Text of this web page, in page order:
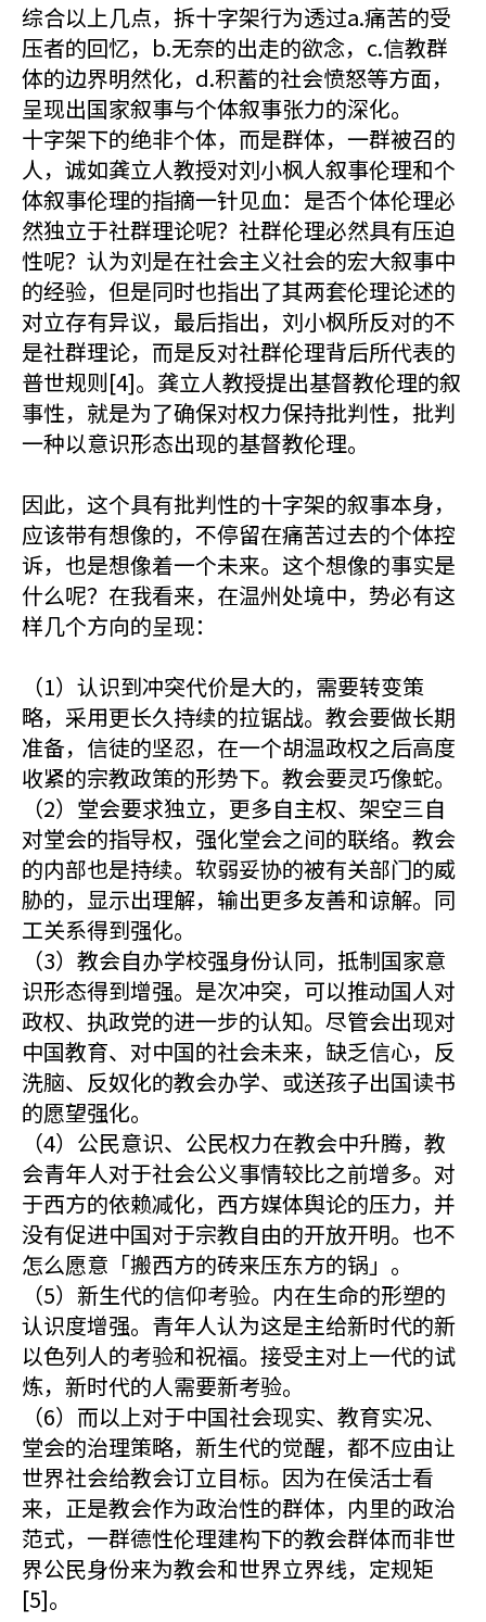
综合以上几点，拆十字架行为透过a.痛苦的受
压者的回忆，b.无奈的出走的欲念，c.信教群
体的边界明然化，d.积蓄的社会愤怒等方面，
呈现出国家叙事与个体叙事张力的深化。
十字架下的绝非个体，而是群体，一群被召的
人，诚如龚立人教授对刘小枫人叙事伦理和个
体叙事伦理的指摘一针见血：是否个体伦理必
然独立于社群理论呢？社群伦理必然具有压迫
性呢？认为刘是在社会主义社会的宏大叙事中
的经验，但是同时也指出了其两套伦理论述的
对立存有异议，最后指出，刘小枫所反对的不
是社群理论，而是反对社群伦理背后所代表的
普世规则[4]。龚立人教授提出基督教伦理的叙
事性，就是为了确保对权力保持批判性，批判
一种以意识形态出现的基督教伦理。
因此，这个具有批判性的十字架的叙事本身，
应该带有想像的，不停留在痛苦过去的个体控
诉，也是想像着一个未来。这个想像的事实是
什么呢？在我看来，在温州处境中，势必有这
样几个方向的呈现：
（1）认识到冲突代价是大的，需要转变策
略，采用更长久持续的拉锯战。教会要做长期
准备，信徒的坚忍，在一个胡温政权之后高度
收紧的宗教政策的形势下。教会要灵巧像蛇。
（2）堂会要求独立，更多自主权、架空三自
对堂会的指导权，强化堂会之间的联络。教会
的内部也是持续。软弱妥协的被有关部门的威
胁的，显示出理解，输出更多友善和谅解。同
工关系得到强化。
（3）教会自办学校强身份认同，抵制国家意
识形态得到增强。是次冲突，可以推动国人对
政权、执政党的进一步的认知。尽管会出现对
中国教育、对中国的社会未来，缺乏信心，反
洗脑、反奴化的教会办学、或送孩子出国读书
的愿望强化。
（4）公民意识、公民权力在教会中升腾，教
会青年人对于社会公义事情较比之前增多。对
于西方的依赖减化，西方媒体舆论的压力，并
没有促进中国对于宗教自由的开放开明。也不
怎么愿意「搬西方的砖来压东方的锅」。
（5）新生代的信仰考验。内在生命的形塑的
认识度增强。青年人认为这是主给新时代的新
以色列人的考验和祝福。接受主对上一代的试
炼，新时代的人需要新考验。
（6）而以上对于中国社会现实、教育实况、
堂会的治理策略，新生代的觉醒，都不应由让
世界社会给教会订立目标。因为在侯活士看
来，正是教会作为政治性的群体，内里的政治
范式，一群德性伦理建构下的教会群体而非世
界公民身份来为教会和世界立界线，定规矩
[5]。